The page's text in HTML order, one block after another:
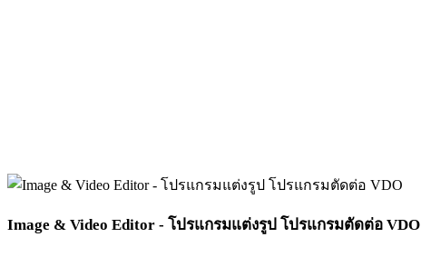
Image & Video Editor - โปรแกรมแต่งรูป โปรแกรมตัดต่อ VDO